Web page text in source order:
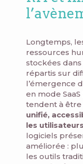
Longtemps,
ressources
stockées dans
répartis sur
l’émergence
en mode SaaS
tendent à
unifié,
les
logiciels
améliorée :
les outils